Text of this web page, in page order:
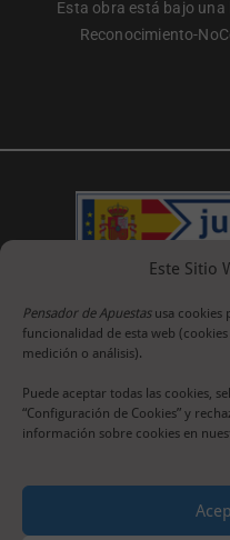
Este Sitio
Pensador de Apuestas usa cookies
funcionalidad de esta web
medición o análisis).
Puede aceptar todas las cookies,
“Configuración de Cookies” y
información sobre cookies en
Esta obra está bajo una
Reconocimiento-